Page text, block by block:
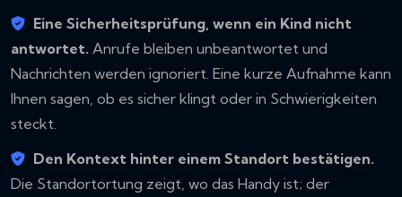
Eine Sicherheitsprüfung, wenn ein Kind nicht
antwortet. Anrufe bleiben unbeantwortet und
Nachrichten werden ignoriert. Eine kurze Aufnahme kann
Ihnen sagen, ob es sicher klingt oder in Schwierigkeiten
steckt.
Den Kontext hinter einem Standort bestätigen.
Die Standortortung zeigt, wo das Handy ist; der